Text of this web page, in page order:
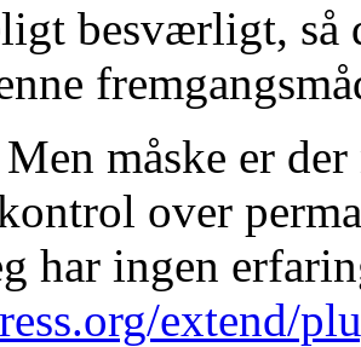
besværligt, så
måske er
over
har ingen
extend/